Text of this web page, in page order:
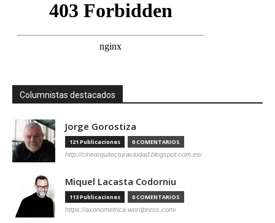
Columnistas destacados
Jorge Gorostiza
121 Publicaciones 0 COMENTARIOS
http://cinearquitecturaciudad.blogspot.com.es/
Miquel Lacasta Codorniu
113 Publicaciones 0 COMENTARIOS
https://axonometrica.wordpress.com/